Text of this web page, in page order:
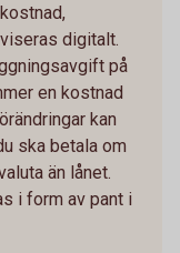
digitalt.
på
en kostnad
kan
ska betala om
än lånet.
i form av pant i